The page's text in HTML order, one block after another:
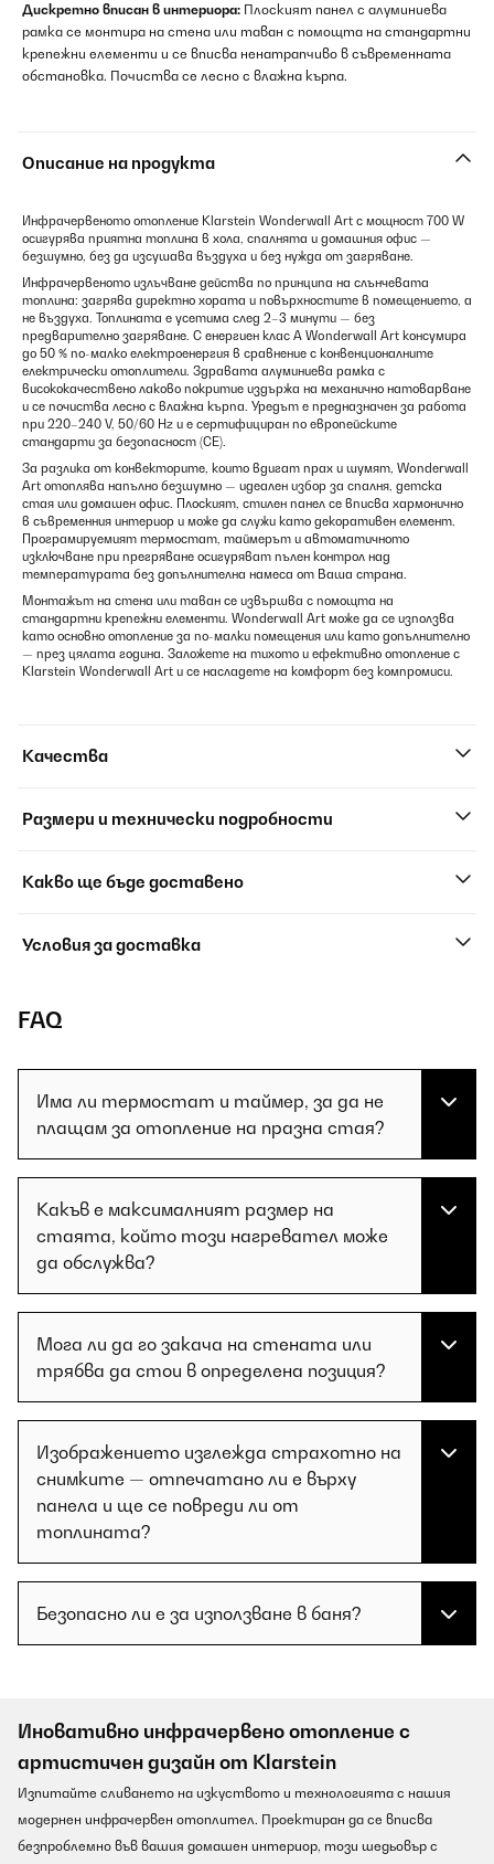
Дискретно вписан в интериора: Плоският панел с алуминиева
рамка се монтира на стена или таван с помощта на стандартни
крепежни елементи и се вписва ненатрапчиво в съвременната
обстановка. Почиства се лесно с влажна кърпа.
Описание на продукта
Инфрачервеното отопление Klarstein Wonderwall Art с мощност 700 W
осигурява приятна топлина в хола, спалнята и домашния офис —
безшумно, без да изсушава въздуха и без нужда от загряване.
Инфрачервеното излъчване действа по принципа на слънчевата
топлина: загрява директно хората и повърхностите в помещението, а
не въздуха. Топлината е усетима след 2–3 минути — без
предварително загряване. С енергиен клас A Wonderwall Art консумира
до 50 % по-малко електроенергия в сравнение с конвенционалните
електрически отоплители. Здравата алуминиева рамка с
висококачествено лаково покритие издържа на механично натоварване
и се почиства лесно с влажна кърпа. Уредът е предназначен за работа
при 220–240 V, 50/60 Hz и е сертифициран по европейските
стандарти за безопасност (CE).
За разлика от конвекторите, които вдигат прах и шумят, Wonderwall
Art отоплява напълно безшумно — идеален избор за спалня, детска
стая или домашен офис. Плоският, стилен панел се вписва хармонично
в съвременния интериор и може да служи като декоративен елемент.
Програмируемият термостат, таймерът и автоматичното
изключване при прегряване осигуряват пълен контрол над
температурата без допълнителна намеса от Ваша страна.
Монтажът на стена или таван се извършва с помощта на
стандартни крепежни елементи. Wonderwall Art може да се използва
като основно отопление за по-малки помещения или като допълнително
— през цялата година. Заложете на тихото и ефективно отопление с
Klarstein Wonderwall Art и се насладете на комфорт без компромиси.
Качества
Размери и технически подробности
Какво ще бъде доставено
Условия за доставка
FAQ
Има ли термостат и таймер, за да не
плащам за отопление на празна стая?
Какъв е максималният размер на
стаята, който този нагревател може
да обслужва?
Мога ли да го закача на стената или
трябва да стои в определена позиция?
Изображението изглежда страхотно на
снимките — отпечатано ли е върху
панела и ще се повреди ли от
топлината?
Безопасно ли е за използване в баня?
Иновативно инфрачервено отопление с
артистичен дизайн от Klarstein
Изпитайте сливането на изкуството и технологията с нашия
модернен инфрачервен отоплител. Проектиран да се вписва
безпроблемно във вашия домашен интериор, този шедьовър с